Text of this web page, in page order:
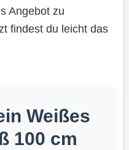
Angebot zu
findest du leicht das
Weißes
100 cm